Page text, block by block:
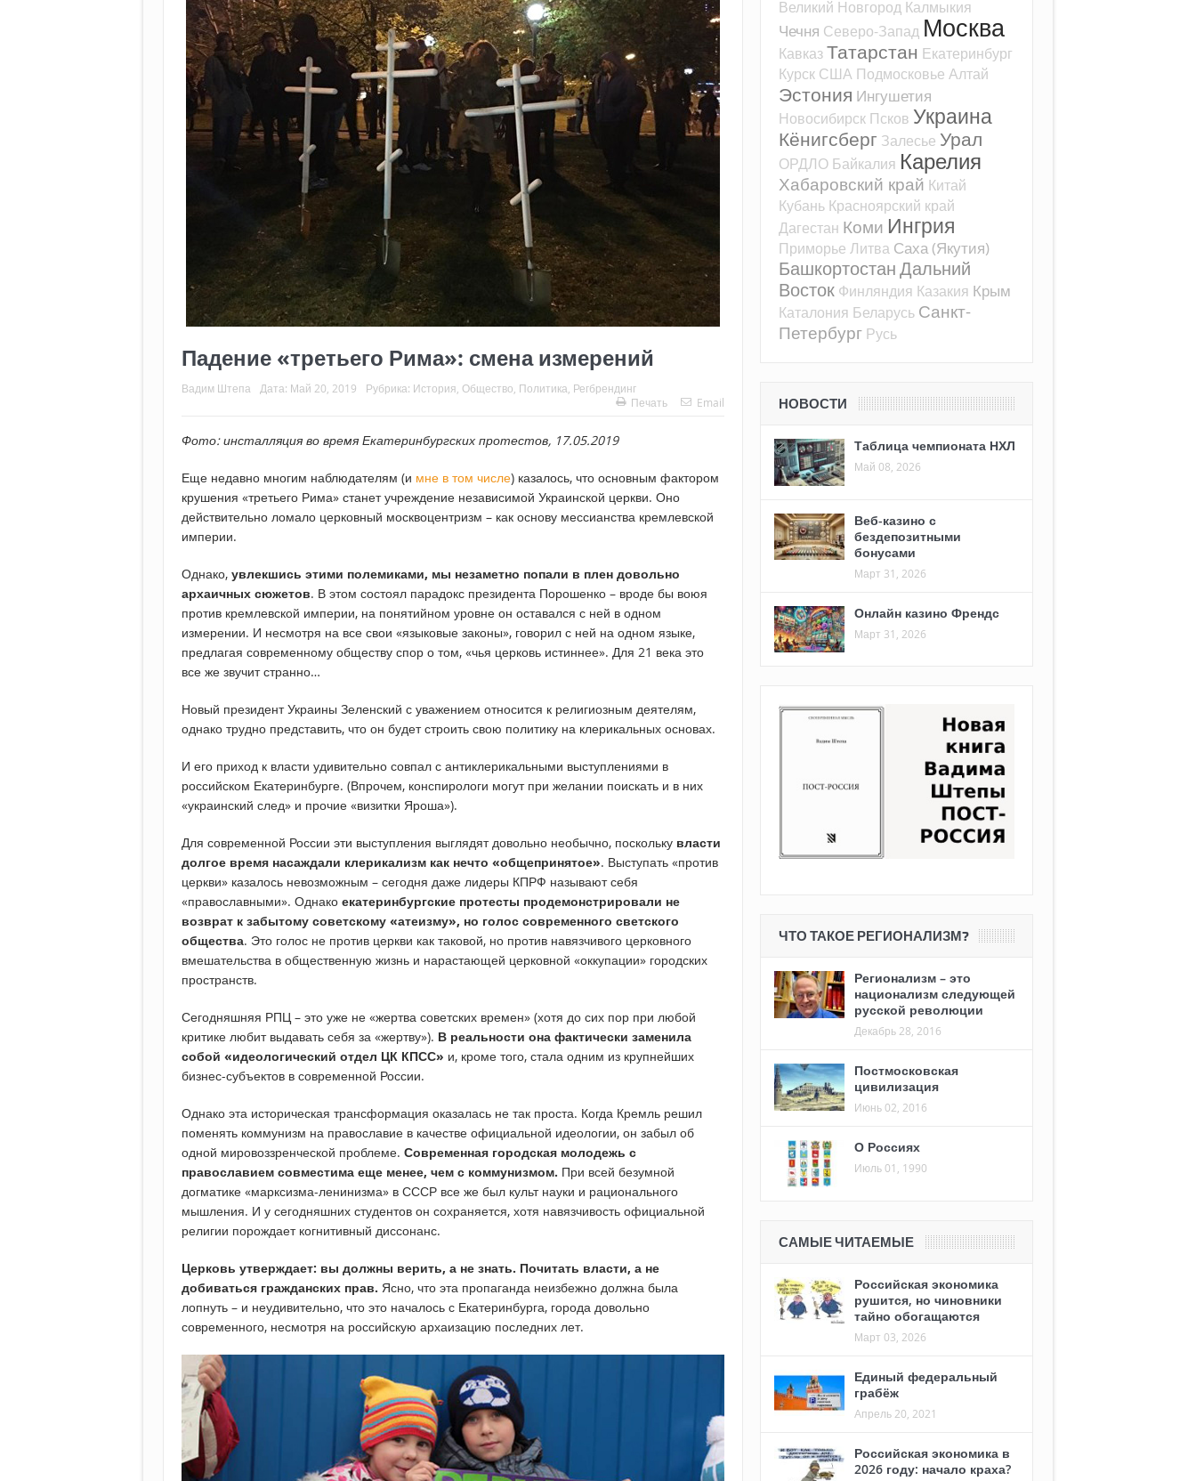
Падение «третьего Рима»: смена измерений
Вадим Штепа Дата: Май 20, 2019 Рубрика: История Общество Политика Регбрендинг
Печать
Email
Фото: инсталляция во время Екатеринбургских протестов, 17.05.2019
Еще недавно многим наблюдателям (и мне в том числе) казалось, что основным фактором
крушения «третьего Рима» станет учреждение независимой Украинской церкви. Оно
действительно ломало церковный москвоцентризм – как основу мессианства кремлевской
империи.
Однако, увлекшись этими полемиками, мы незаметно попали в плен довольно
архаичных сюжетов. В этом состоял парадокс президента Порошенко – вроде бы воюя
против кремлевской империи, на понятийном уровне он оставался с ней в одном
измерении. И несмотря на все свои «языковые законы», говорил с ней на одном языке,
предлагая современному обществу спор о том, «чья церковь истиннее». Для 21 века это
все же звучит странно…
Новый президент Украины Зеленский с уважением относится к религиозным деятелям,
однако трудно представить, что он будет строить свою политику на клерикальных основах.
И его приход к власти удивительно совпал с антиклерикальными выступлениями в
российском Екатеринбурге. (Впрочем, конспирологи могут при желании поискать и в них
«украинский след» и прочие «визитки Яроша»).
Для современной России эти выступления выглядят довольно необычно, поскольку власти
долгое время насаждали клерикализм как нечто «общепринятое». Выступать «против
церкви» казалось невозможным – сегодня даже лидеры КПРФ называют себя
«православными». Однако екатеринбургские протесты продемонстрировали не
возврат к забытому советскому «атеизму», но голос современного светского
общества. Это голос не против церкви как таковой, но против навязчивого церковного
вмешательства в общественную жизнь и нарастающей церковной «оккупации» городских
пространств.
Сегодняшняя РПЦ – это уже не «жертва советских времен» (хотя до сих пор при любой
критике любит выдавать себя за «жертву»). В реальности она фактически заменила
собой «идеологический отдел ЦК КПСС» и, кроме того, стала одним из крупнейших
бизнес-субъектов в современной России.
Однако эта историческая трансформация оказалась не так проста. Когда Кремль решил
поменять коммунизм на православие в качестве официальной идеологии, он забыл об
одной мировоззренческой проблеме. Современная городская молодежь с
православием совместима еще менее, чем с коммунизмом. При всей безумной
догматике «марксизма-ленинизма» в СССР все же был культ науки и рационального
мышления. И у сегодняшних студентов он сохраняется, хотя навязчивость официальной
религии порождает когнитивный диссонанс.
Церковь утверждает: вы должны верить, а не знать. Почитать власти, а не
добиваться гражданских прав. Ясно, что эта пропаганда неизбежно должна была
лопнуть – и неудивительно, что это началось с Екатеринбурга, города довольно
современного, несмотря на российскую архаизацию последних лет.
Великий Новгород Калмыкия
Чечня Северо-Запад Москва
КавказТатарстан Екатеринбург
Курск США Подмосковье Алтай
Эстония Ингушетия
Новосибирск Псков Украина
Кёнигсберг Залесье Урал
ОРДЛО Байкалия Карелия
Хабаровский край Китай
Кубань Красноярский край
Дагестан Коми Ингрия
Приморье Литва Саха (Якутия)
БашкортостанДальний
Восток Финляндия Казакия Крым
Каталония Беларусь Санкт-
Петербург Русь
НОВОСТИ
Таблица чемпионата НХЛ
Май 08, 2026
Веб-казино с
бездепозитными
бонусами
Март 31, 2026
Онлайн казино Френдс
Март 31, 2026
ЧТО ТАКОЕ РЕГИОНАЛИЗМ?
Регионализм – это
национализм следующей
русской революции
Декабрь 28, 2016
Постмосковская
цивилизация
Июнь 02, 2016
О Россиях
Июль 01, 1990
САМЫЕ ЧИТАЕМЫЕ
Российская экономика
рушится, но чиновники
тайно обогащаются
Март 03, 2026
Единый федеральный
грабёж
Апрель 20, 2021
Российская экономика в
2026 году: начало краха?